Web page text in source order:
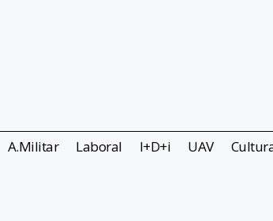
A.Militar Laboral I+D+i UAV